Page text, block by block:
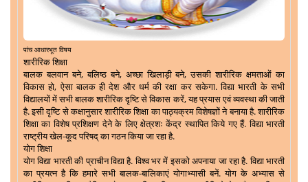
पांच आधारभूत विषय
शारीरिक शिक्षा
बालक बलवान बने,बलिष्ठ बने, अच्छा खिलाड़ी बने,उसकी शारीरिक क्षमताओं का
विकास हो,ऐसा बालक ही देश और धर्म की रक्षा कर सकेगा. विद्या भारती के सभी
विद्यालयों में सभी बालक शारीरिक दृष्टि से विकास करें,यह प्रयास एवं व्यवस्था की जाती
है. इसी दृष्टि से कक्षानुसार शारीरिक शिक्षा का पाठ्यक्रम विशेषज्ञों ने बनाया है. शारीरिक
शिक्षा का विशेष प्रशिक्षण देने के लिए क्षेत्रशः केंद्र स्थापित किये गए हैं. विद्या भारती
राष्ट्रीय खेल-कूद परिषद् का गठन किया जा रहा है.
योग शिक्षा
योग विद्या भारती की प्राचीन विद्या है. विश्व भर में इसको अपनाया जा रहा है. विद्या भारती
का प्रयत्न है कि हमारे सभी बालक-बालिकाएं योगाभ्यासी बनें. योग के अभ्यास से